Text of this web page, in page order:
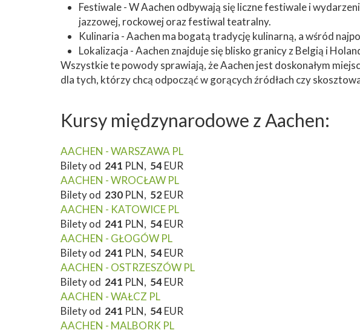
Festiwale - W Aachen odbywają się liczne festiwale i
jazzowej, rockowej oraz festiwal teatralny.
Kulinaria - Aachen ma bogatą tradycję kulinarną, a wśród
Lokalizacja - Aachen znajduje się blisko granicy z Belgią i
Wszystkie te powody sprawiają, że Aachen jest doskonałym
dla tych, którzy chcą odpocząć w gorących źródłach czy
Kursy międzynarodowe z Aachen:
AACHEN - WARSZAWA PL
Bilety od 241 PLN, 54EUR
AACHEN - WROCŁAW PL
Bilety od 230 PLN, 52EUR
AACHEN - KATOWICE PL
Bilety od 241 PLN, 54EUR
AACHEN - GŁOGÓW PL
Bilety od 241 PLN, 54EUR
AACHEN - OSTRZESZÓW PL
Bilety od 241 PLN, 54EUR
AACHEN - WAŁCZ PL
Bilety od 241 PLN, 54EUR
AACHEN - MALBORK PL